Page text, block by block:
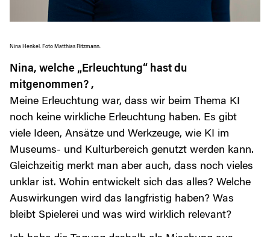
Nina Henkel. Foto Matthias Ritzmann.
Nina, welche „Erleuchtung“ hast du
mitgenommen? ,
Meine Erleuchtung war, dass wir beim Thema KI
noch keine wirkliche Erleuchtung haben. Es gibt
viele Ideen, Ansätze und Werkzeuge, wie KI im
Museums- und Kulturbereich genutzt werden kann.
Gleichzeitig merkt man aber auch, dass noch vieles
unklar ist. Wohin entwickelt sich das alles? Welche
Auswirkungen wird das langfristig haben? Was
bleibt Spielerei und was wird wirklich relevant?